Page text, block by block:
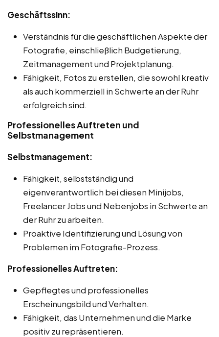
Geschäftssinn:
Verständnis für die geschäftlichen Aspekte der
Fotografie, einschließlich Budgetierung,
Zeitmanagement und Projektplanung.
Fähigkeit, Fotos zu erstellen, die sowohl kreativ
als auch kommerziell in Schwerte an der Ruhr
erfolgreich sind.
Professionelles Auftreten und
Selbstmanagement
Selbstmanagement:
Fähigkeit, selbstständig und
eigenverantwortlich bei diesen Minijobs,
Freelancer Jobs und Nebenjobs in Schwerte an
der Ruhr zu arbeiten.
Proaktive Identifizierung und Lösung von
Problemen im Fotografie-Prozess.
Professionelles Auftreten:
Gepflegtes und professionelles
Erscheinungsbild und Verhalten.
Fähigkeit, das Unternehmen und die Marke
positiv zu repräsentieren.